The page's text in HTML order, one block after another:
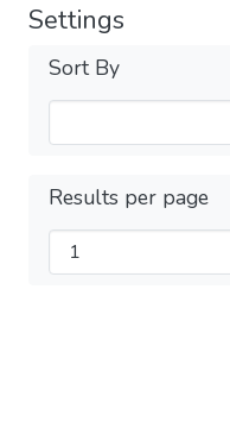
Settings
Sort By
Results per page